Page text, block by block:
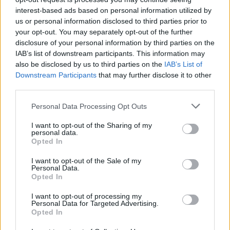
interest-based ads based on personal information utilized by
us or personal information disclosed to third parties prior to
your opt-out. You may separately opt-out of the further
disclosure of your personal information by third parties on the
IAB’s list of downstream participants. This information may
also be disclosed by us to third parties on the IAB’s List of
Downstream Participants that may further disclose it to other
Please note that this website/app uses one or more Google
not limited to your visit or usage behaviour. You may click to
grant or deny consent to Google and its third-party tags to
use your data for below specified purposes in below Google
consent section.
Personal Data Processing Opt Outs
I want to opt-out of the Sharing of my
personal data.
Opted In
I want to opt-out of the Sale of my
Personal Data.
Opted In
I want to opt-out of processing my
Personal Data for Targeted Advertising.
Opted In